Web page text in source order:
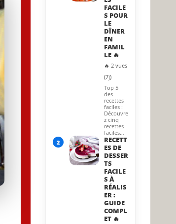
FACILE
S POUR
LE
DÎNER
EN
FAMIL
LE 🔥
🔥 2 vues
(7j)
Top 5
des
recettes
faciles :
Découvre
z cinq
recettes
faciles…
2
RECETT
ES DE
DESSER
TS
FACILE
S À
RÉALIS
ER :
GUIDE
COMPL
ET 🔥